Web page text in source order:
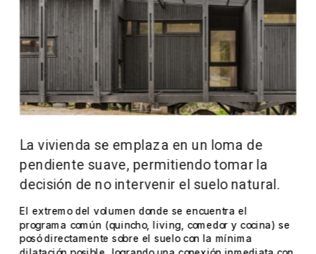
La vivienda se emplaza en un loma de
pendiente suave, permitiendo tomar la
decisión de no intervenir el suelo natural.
El extremo del volumen donde se encuentra el
programa común (quincho, living, comedor y cocina) se
posó directamente sobre el suelo con la mínima